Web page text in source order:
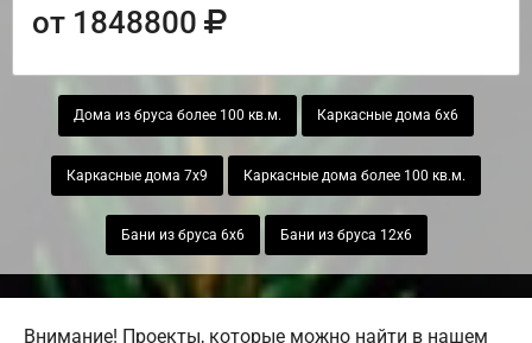
от 1848800
Дома из бруса более 100 кв.м. Каркасные дома 6х6
Каркасные дома 7х9 Каркасные дома более 100 кв.м.
Бани из бруса 6х6 Бани из бруса 12х6
Внимание! Проекты, которые можно найти в нашем